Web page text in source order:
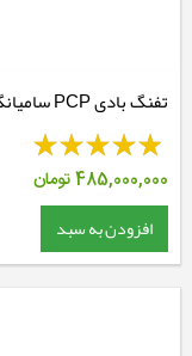
تفنگ بادی PCP سامیانگ Eagle Claw
485,000,000تومان
افزودن به سبد